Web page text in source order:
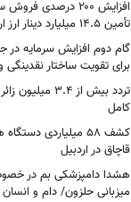
افزایش ۲۰۰ درصدی
تأمین ۱۴.۵ میلیارد دینار ارز اربعین در ایلام
گام دوم افزایش سرمایه در
برای تقویت ساختار نقدینگی
تردد بیش از
کامل
کشف ۵۸ میلیاردی
قاچاق در اردبیل
هشدا دامپزشکی بم در
میزبانی حلزون/ دام و